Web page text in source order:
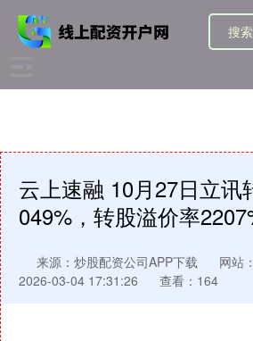
云上速融 10月27日立讯
049%，转股溢价率
来源：炒股配资公司APP下载 网站
2026-03-04 17:31:26
查看：164